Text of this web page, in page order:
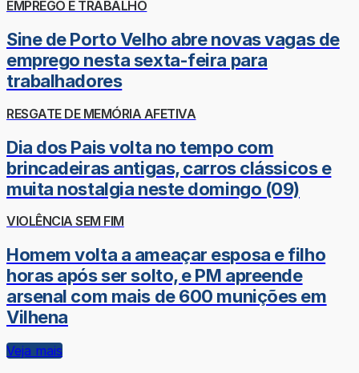
EMPREGO E TRABALHO
Sine de Porto Velho abre novas vagas de
emprego nesta sexta-feira para
trabalhadores
RESGATE DE MEMÓRIA AFETIVA
Dia dos Pais volta no tempo com
brincadeiras antigas, carros clássicos e
muita nostalgia neste domingo (09)
VIOLÊNCIA SEM FIM
Homem volta a ameaçar esposa e filho
horas após ser solto, e PM apreende
arsenal com mais de 600 munições em
Vilhena
Veja mais